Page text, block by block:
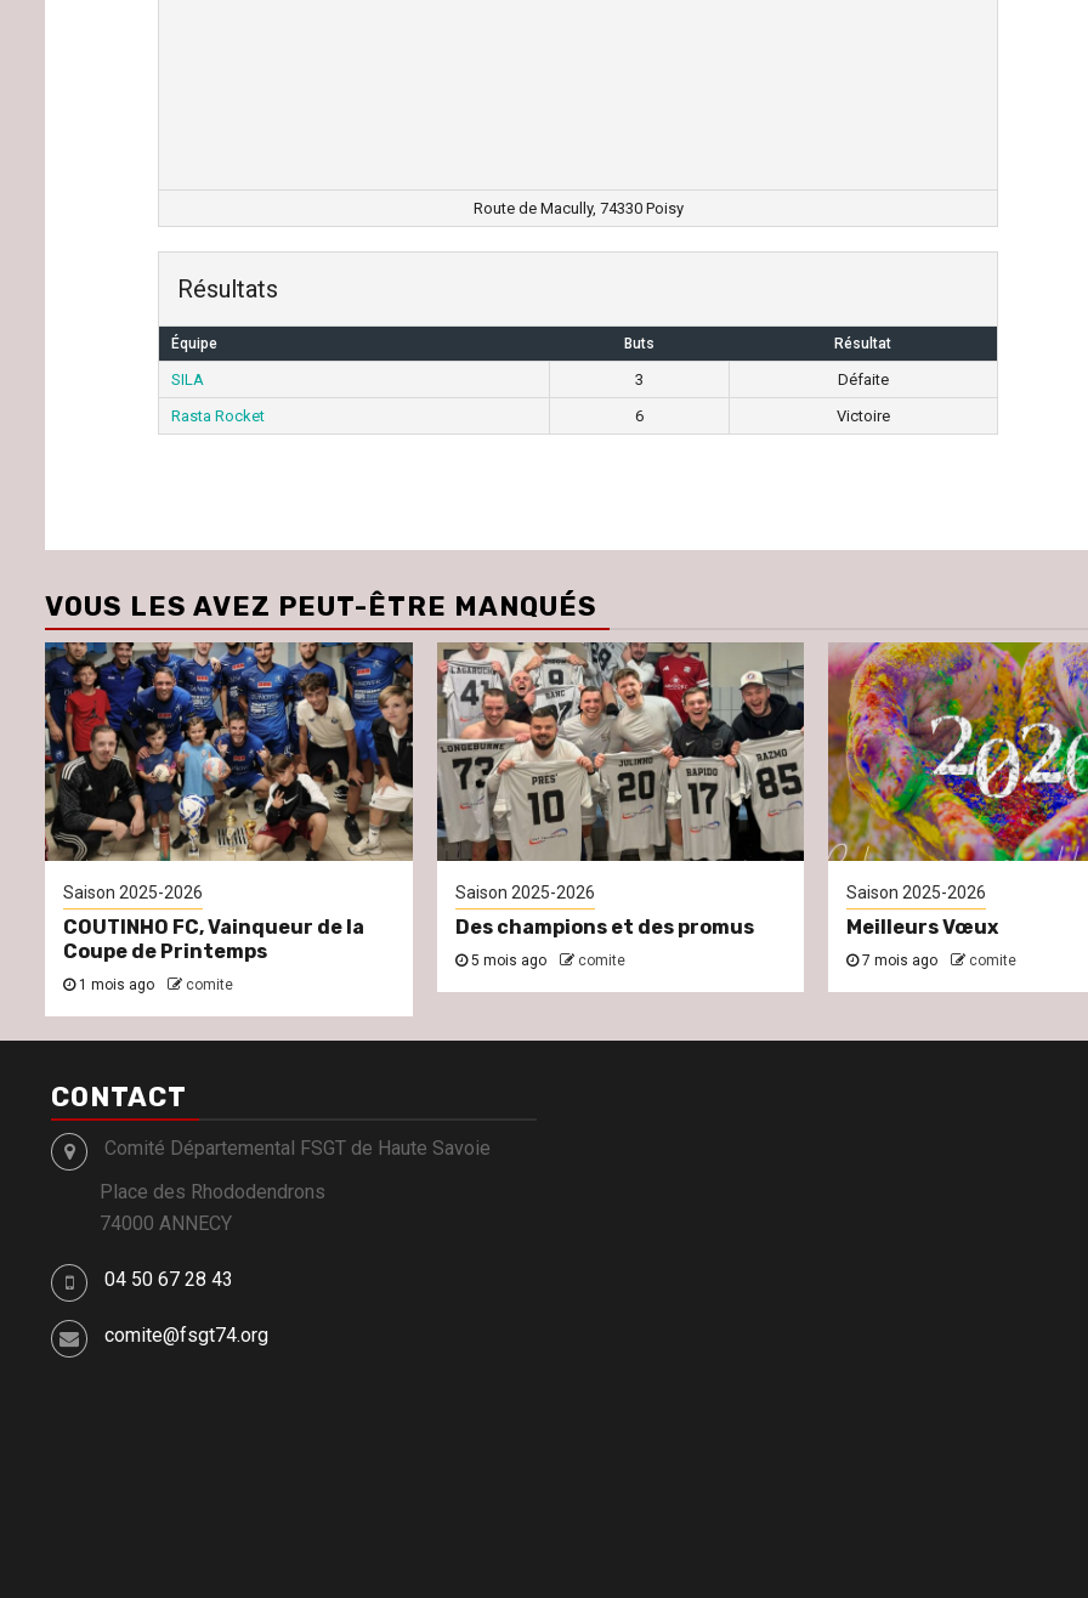
Route de Macully, 74330 Poisy
Résultats
Équipe Buts Résultat
SILA 3
Défaite
Rasta Rocket
6 Victoire
VOUS LES AVEZ PEUT-ÊTRE MANQUÉS
Saison 2025-2026
COUTINHO FC, Vainqueur de la
Coupe de Printemps
1 mois ago comite
Saison 2025-2026
Des champions et des promus
5 mois ago comite
Saison 2025-2026
Meilleurs Vœux
7 mois ago comite
CONTACT
Comité Départemental FSGT de Haute Savoie
Place des Rhododendrons
74000 ANNECY
04 50 67 28 43
comite@fsgt74.org